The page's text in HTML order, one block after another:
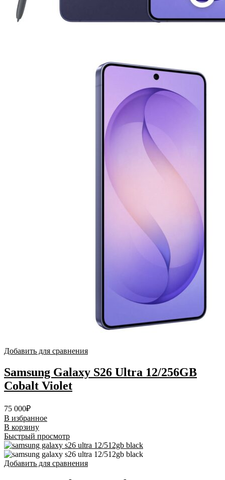
Добавить для сравнения
Samsung Galaxy S26 Ultra 12/256GB
Cobalt Violet
75 000₽
В избранное
В корзину
Быстрый просмотр
Добавить для сравнения